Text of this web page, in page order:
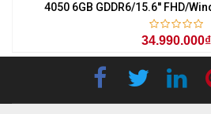
4050 6GB GDDR6/15.6'' FHD/
34.990.000₫